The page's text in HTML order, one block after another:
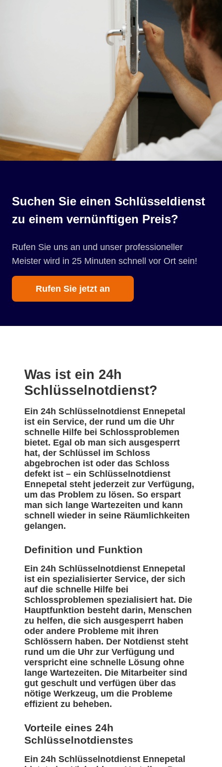
Suchen Sie einen Schlüsseldienst
zu einem vernünftigen Preis?
Rufen Sie uns an und unser professioneller
Meister wird in 25 Minuten schnell vor Ort sein!
Rufen Sie jetzt an
Was ist ein 24h
Schlüsselnotdienst?
Ein 24h Schlüsselnotdienst Ennepetal
ist ein Service, der rund um die Uhr
schnelle Hilfe bei Schlossproblemen
bietet. Egal ob man sich ausgesperrt
hat, der Schlüssel im Schloss
abgebrochen ist oder das Schloss
defekt ist – ein Schlüsselnotdienst
Ennepetal steht jederzeit zur Verfügung,
um das Problem zu lösen. So erspart
man sich lange Wartezeiten und kann
schnell wieder in seine Räumlichkeiten
gelangen.
Definition und Funktion
Ein 24h Schlüsselnotdienst Ennepetal
ist ein spezialisierter Service, der sich
auf die schnelle Hilfe bei
Schlossproblemen spezialisiert hat. Die
Hauptfunktion besteht darin, Menschen
zu helfen, die sich ausgesperrt haben
oder andere Probleme mit ihren
Schlössern haben. Der Notdienst steht
rund um die Uhr zur Verfügung und
verspricht eine schnelle Lösung ohne
lange Wartezeiten. Die Mitarbeiter sind
gut geschult und verfügen über das
nötige Werkzeug, um die Probleme
effizient zu beheben.
Vorteile eines 24h
Schlüsselnotdienstes
Ein 24h Schlüsselnotdienst Ennepetal